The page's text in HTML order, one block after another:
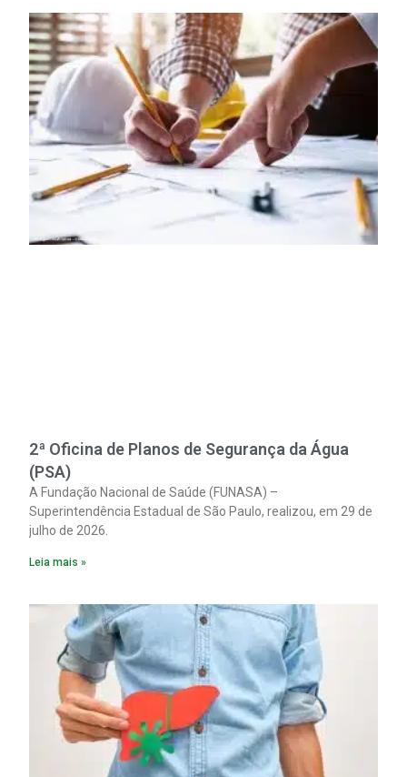
2ª Oficina de Planos de Segurança da Água
(PSA)
A Fundação Nacional de Saúde (FUNASA) –
Superintendência Estadual de São Paulo, realizou, em 29 de
julho de 2026.
Leia mais »